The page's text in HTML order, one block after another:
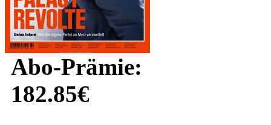
Abo-Prämie:
182.85€